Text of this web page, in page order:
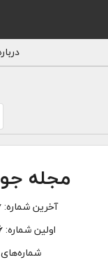
مجله
آخرین شماره:
اولین شماره:06
شماره‌های